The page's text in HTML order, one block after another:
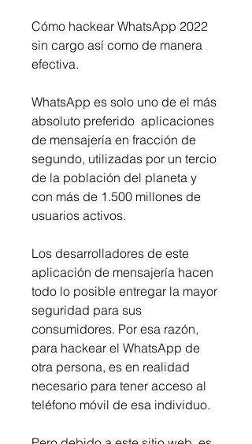
Cómo hackear WhatsApp 2022
sin cargo así como de manera
efectiva.
WhatsApp es solo uno de el más
absoluto preferido  aplicaciones
de mensajería en fracción de
segundo, utilizadas por un tercio
de la población del planeta y
con más de 1.500 millones de
usuarios activos.
Los desarrolladores de este
aplicación de mensajería hacen
todo lo posible entregar la mayor
seguridad para sus
consumidores. Por esa razón,
para hackear el WhatsApp de
otra persona, es en realidad
necesario para tener acceso al
teléfono móvil de esa individuo.